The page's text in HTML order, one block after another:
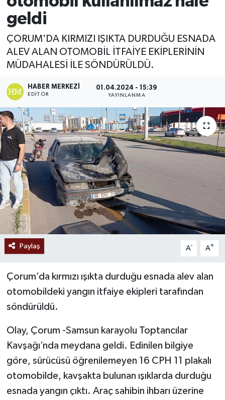
geldi
ÇORUM'DA KIRMIZI IŞIKTA DURDUĞU ESNADA
ALEV ALAN OTOMOBİL İTFAİYE EKİPLERİNİN
MÜDAHALESİ İLE SÖNDÜRÜLDÜ.
HABER MERKEZI
EDITÖR
01.04.2024 - 15:39
YAYINLANMA
Paylaş A- A+
Çorum’da kırmızı ışıkta durduğu esnada alev alan
otomobildeki yangın itfaiye ekipleri tarafından
söndürüldü.
Olay, Çorum -Samsun karayolu Toptancılar
Kavşağı’nda meydana geldi. Edinilen bilgiye
göre, sürücüsü öğrenilemeyen 16 CPH 11 plakalı
otomobilde, kavşakta bulunan ışıklarda durduğu
esnada yangın çıktı. Araç sahibin ihbarı üzerine
Ekonomi
Sağlık
Tokat Haber